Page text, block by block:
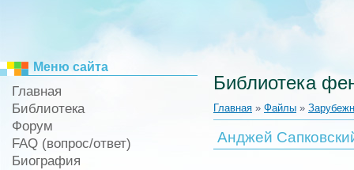
Меню сайта
Главная
Библиотека
Форум
FAQ (вопрос/ответ)
Биография
Библиотека
Главная » Файлы »
Анджей